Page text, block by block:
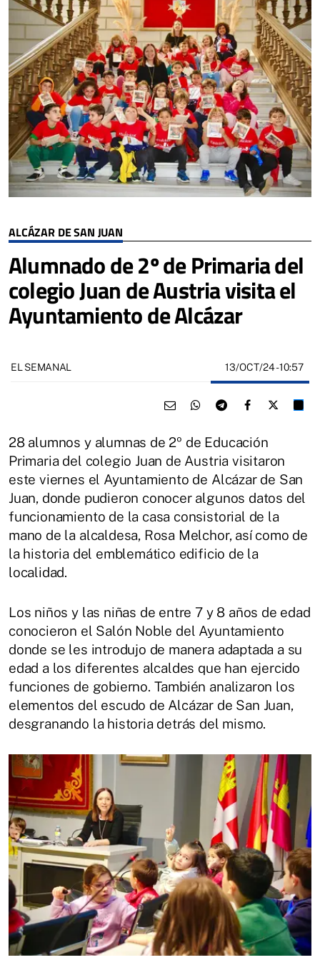
ALCÁZAR DE SAN JUAN
Alumnado de 2º de Primaria del
colegio Juan de Austria visita el
Ayuntamiento de Alcázar
EL SEMANAL 13/OCT/24- 10:57
28 alumnos y alumnas de 2º de Educación
Primaria del colegio Juan de Austria visitaron
este viernes el Ayuntamiento de Alcázar de San
Juan, donde pudieron conocer algunos datos del
funcionamiento de la casa consistorial de la
mano de la alcaldesa, Rosa Melchor, así como de
la historia del emblemático edificio de la
localidad.
Los niños y las niñas de entre 7 y 8 años de edad
conocieron el Salón Noble del Ayuntamiento
donde se les introdujo de manera adaptada a su
edad a los diferentes alcaldes que han ejercido
funciones de gobierno. También analizaron los
elementos del escudo de Alcázar de San Juan,
desgranando la historia detrás del mismo.